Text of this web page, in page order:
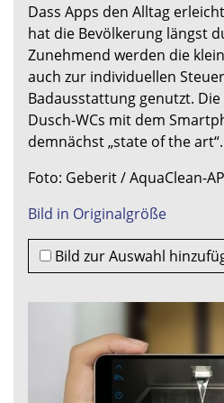
Dass Apps den Alltag
hat die Bevölkerung längst
Zunehmend werden die
auch zur individuellen
Badausstattung genutzt.
Dusch-WCs mit dem
demnächst „state of the art“.
Foto: Geberit / AquaClean-
Bild in Originalgröße
Bild zur Auswahl